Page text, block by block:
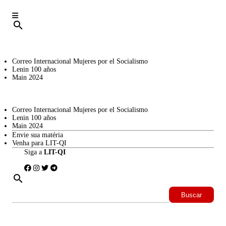
search
Correo Internacional Mujeres por el Socialismo
Lenin 100 años
Main 2024
Correo Internacional Mujeres por el Socialismo
Lenin 100 años
Main 2024
Envie sua matéria
Venha para LIT-QI
Siga a LIT-QI
search